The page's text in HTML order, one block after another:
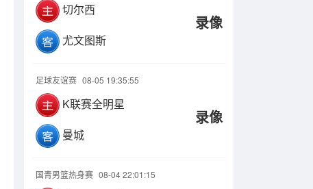
切尔西
尤文图斯
录像
足球友谊赛 08-05 19:35:55
K联赛全明星
曼城
录像
国青男篮热身赛 08-04 22:01:15